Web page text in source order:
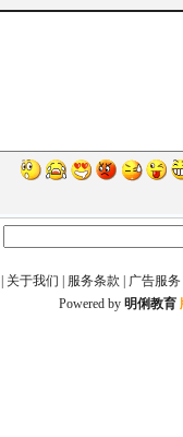
关于我们 服务条款 广告服务
Powered by 明俐教育